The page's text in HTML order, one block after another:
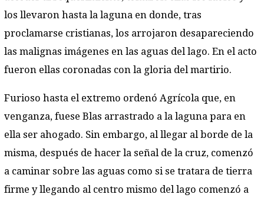
los llevaron hasta la laguna en donde, tras
proclamarse cristianas, los arrojaron desapareciendo
las malignas imágenes en las aguas del lago. En el acto
fueron ellas coronadas con la gloria del martirio.
Furioso hasta el extremo ordenó Agrícola que, en
venganza, fuese Blas arrastrado a la laguna para en
ella ser ahogado. Sin embargo, al llegar al borde de la
misma, después de hacer la señal de la cruz, comenzó
a caminar sobre las aguas como si se tratara de tierra
firme y llegando al centro mismo del lago comenzó a